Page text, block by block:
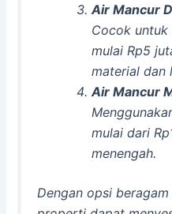
Air Mancur
Cocok untuk
mulai Rp5
material dan
Air Mancur
mulai dari
menengah.
Dengan opsi